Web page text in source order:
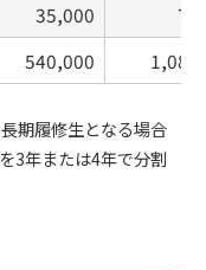
35,000
540,000
期履修生となる場合
3年または4年で分割